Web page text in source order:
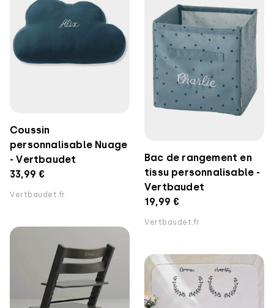
Coussin
personnalisable Nuage
- Vertbaudet
33,99 €
Vertbaudet.fr
Bac de rangement en
tissu personnalisable -
Vertbaudet
19,99 €
Vertbaudet.fr